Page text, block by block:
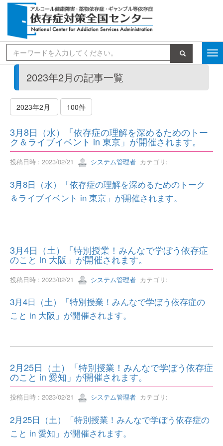
検索
2023年2月の記事一覧
2023年2月 100件
3月8日（水）「依存症の理解を深めるためのトー
ク＆ライブイベント in 東京」が開催されます。
投稿日時 : 2023/02/21 システム管理者 カテゴリ:
3月8日（水）「依存症の理解を深めるためのトーク
＆ライブイベント in 東京」が開催されます。
3月4日（土）「特別授業！みんなで学ぼう依存症
のこと in 大阪」が開催されます。
投稿日時 : 2023/02/21 システム管理者 カテゴリ:
3月4日（土）「特別授業！みんなで学ぼう依存症の
こと in 大阪」が開催されます。
2月25日（土）「特別授業！みんなで学ぼう依存症
のこと in 愛知」が開催されます。
投稿日時 : 2023/02/21 システム管理者 カテゴリ:
2月25日（土）「特別授業！みんなで学ぼう依存症の
こと in 愛知」が開催されます。